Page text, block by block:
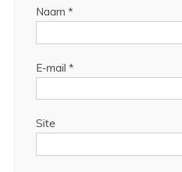
Naam *
E-mail *
Site